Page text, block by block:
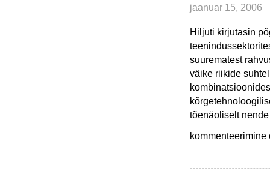
jaanuar 15, 2006
Hiljuti kirjutasin
suurematest
väike riikide
tõenäoliselt
Üldiselt
mõjust